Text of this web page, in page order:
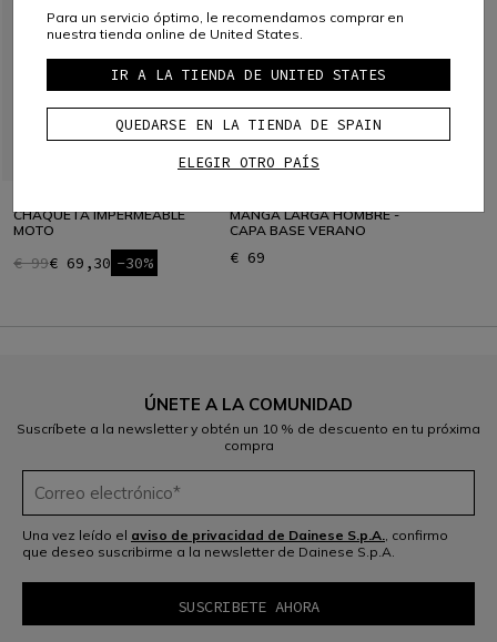
CHAQUETA IMPERMEABLE
MOTO
€ 99€ 69,30 -30%
MANGA LARGA HOMBRE -
CAPA BASE VERANO
€ 69
ÚNETE A LA COMUNIDAD
Suscríbete a la newsletter y obtén un 10 % de descuento en tu próxima
compra
Una vez leído el aviso de privacidad de Dainese S.p.A., confirmo
que deseo suscribirme a la newsletter de Dainese S.p.A.
Para un servicio óptimo, le recomendamos comprar en
nuestra tienda online de United States.
IR A LA TIENDA DE UNITED STATES
QUEDARSE EN LA TIENDA DE SPAIN
ELEGIR OTRO PAÍS